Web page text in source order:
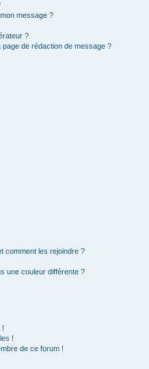
message ?
?
de rédaction de message ?
comment les rejoindre ?
une couleur différente ?
!
!
de ce forum !